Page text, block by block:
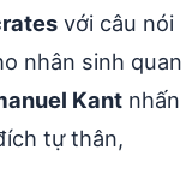
với câu nói
nhân sinh quan
Kant nhấn
tự thân,